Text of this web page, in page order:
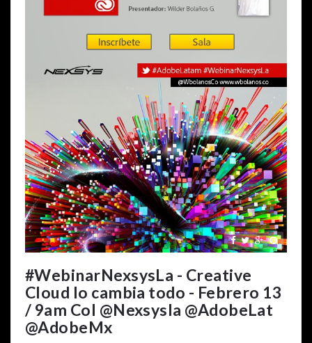
#WebinarNexsysLa - Creative
Cloud lo cambia todo - Febrero 13
/ 9am Col @Nexsysla @AdobeLat
@AdobeMx